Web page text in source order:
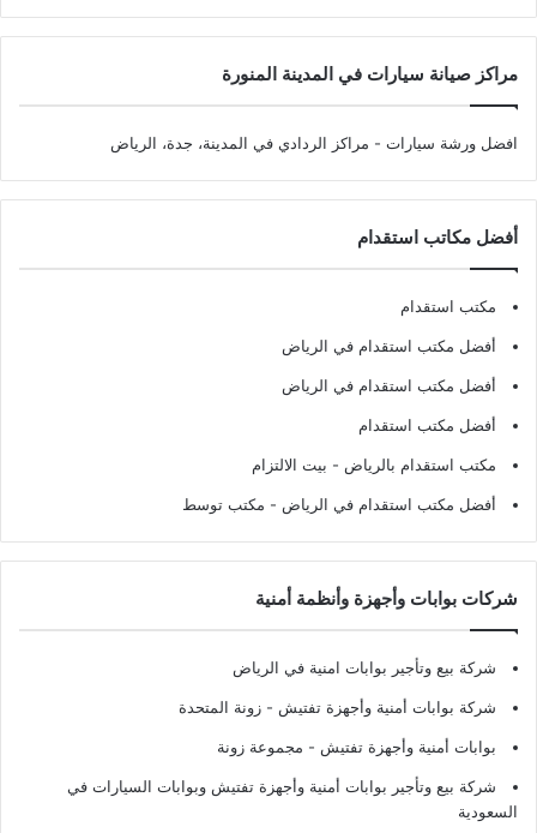
مراكز صيانة سيارات في المدينة المنورة
افضل ورشة سيارات - مراكز الردادي في المدينة، جدة، الرياض
أفضل مكاتب استقدام
مكتب استقدام
أفضل مكتب استقدام في الرياض
أفضل مكتب استقدام في الرياض
أفضل مكتب استقدام
مكتب استقدام بالرياض - بيت الالتزام
أفضل مكتب استقدام في الرياض - مكتب توسط
شركات بوابات وأجهزة وأنظمة أمنية
شركة بيع وتأجير بوابات امنية في الرياض
شركة بوابات أمنية وأجهزة تفتيش - زونة المتحدة
بوابات أمنية وأجهزة تفتيش - مجموعة زونة
شركة بيع وتأجير بوابات أمنية وأجهزة تفتيش وبوابات السيارات في
السعودية